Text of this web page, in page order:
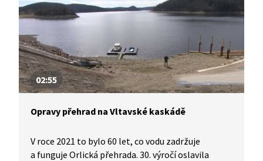
02:55
Opravy přehrad na Vltavské kaskádě
V roce 2021 to bylo 60 let, co vodu zadržuje
a funguje Orlická přehrada. 30. výročí oslavila